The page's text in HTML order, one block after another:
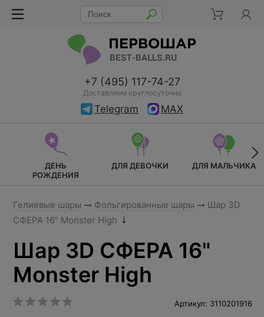
+7 (495) 117-74-27
Доставляем круглосуточно
Telegram MAX
ДЕНЬ
РОЖДЕНИЯ
ДЛЯ ДЕВОЧКИ ДЛЯ МАЛЬЧИКА
Гелиевые шары Фольгированные шары
Шар 3D
СФЕРА 16" Monster High
Шар 3D СФЕРА 16"
Monster High
Артикул: 3110201916